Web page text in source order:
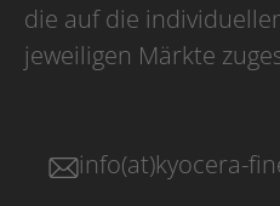
die auf die
jeweiligen Märkte
info(at)kyocera-